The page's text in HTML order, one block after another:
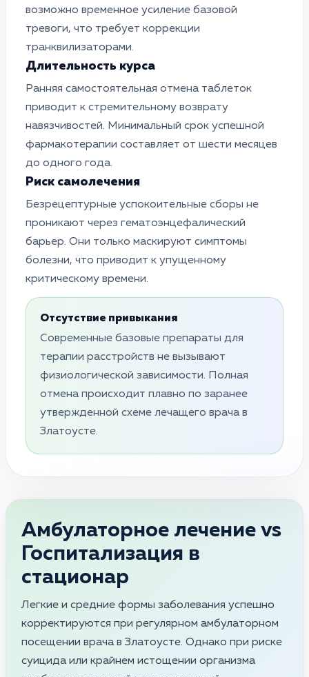
возможно временное усиление базовой
тревоги, что требует коррекции
транквилизаторами.
Длительность курса
Ранняя самостоятельная отмена таблеток
приводит к стремительному возврату
навязчивостей. Минимальный срок успешной
фармакотерапии составляет от шести месяцев
до одного года.
Риск самолечения
Безрецептурные успокоительные сборы не
проникают через гематоэнцефалический
барьер. Они только маскируют симптомы
болезни, что приводит к упущенному
критическому времени.
Отсутствие привыкания
Современные базовые препараты для
терапии расстройств не вызывают
физиологической зависимости. Полная
отмена происходит плавно по заранее
утвержденной схеме лечащего врача в
Златоусте.
Амбулаторное лечение vs
Госпитализация в
стационар
Легкие и средние формы заболевания успешно
корректируются при регулярном амбулаторном
посещении врача в Златоусте. Однако при риске
суицида или крайнем истощении организма